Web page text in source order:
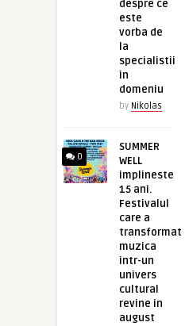
despre ce
este
vorba de
la
specialistii
in
domeniu
by Nikolas
0
SUMMER
WELL
implineste
15 ani.
Festivalul
care a
transformat
muzica
intr-un
univers
cultural
revine in
august